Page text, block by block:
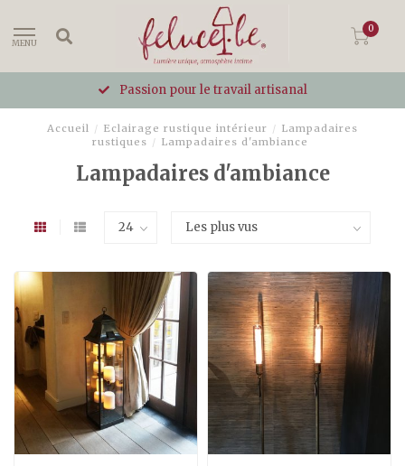
MENU
0
Passion pour le travail artisanal
Accueil / Eclairage rustique intérieur / Lampadaires
rustiques / Lampadaires d'ambiance
Lampadaires d'ambiance